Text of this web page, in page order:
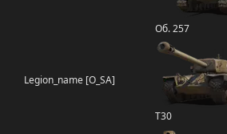
Об. 257
Legion_name [O_SA]
T30